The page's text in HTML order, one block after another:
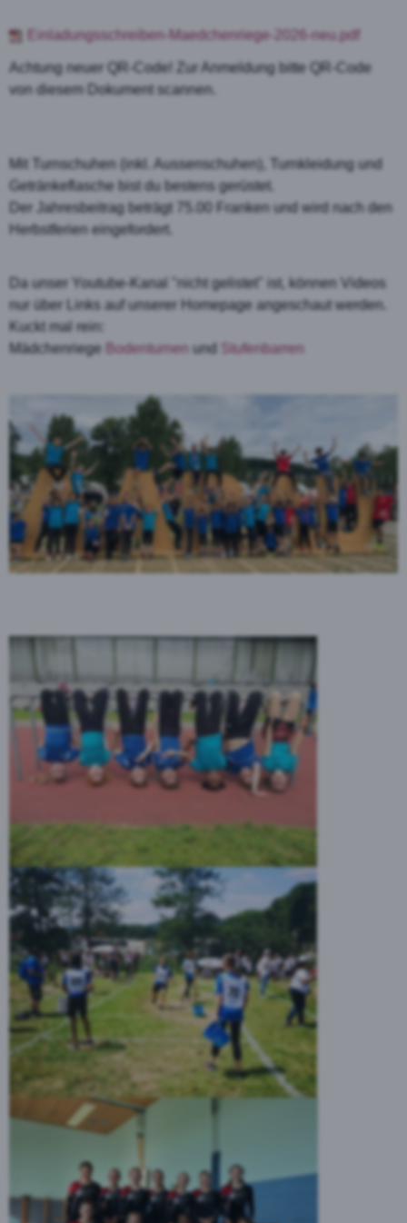
Einladungsschreiben-Maedchenriege-2026-neu.pdf
Achtung neuer QR-Code! Zur Anmeldung bitte QR-Code
von diesem Dokument scannen.
Mit Turnschuhen (inkl. Aussenschuhen), Turnkleidung und
Getränkeflasche bist du bestens gerüstet.
Der Jahresbeitrag beträgt 75.00 Franken und wird nach den
Herbstferien eingefordert.
Da unser Youtube-Kanal "nicht gelistet" ist, können Videos
nur über Links auf unserer Homepage angeschaut werden.
Kuckt mal rein:
Mädchenriege
Bodenturnen und Stufenbarren